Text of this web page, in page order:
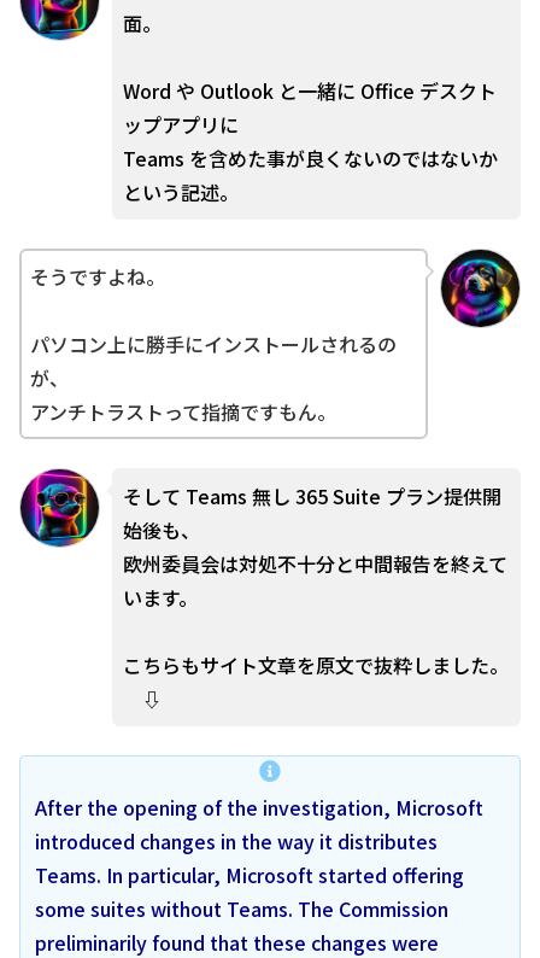
面。
Word や Outlook と一緒に Office デスクト
ップアプリに
Teams を含めた事が良くないのではないか
という記述。
そうですよね。
パソコン上に勝手にインストールされるの
が、
アンチトラストって指摘ですもん。
そして Teams 無し 365 Suite プラン提供開
始後も、
欧州委員会は対処不十分と中間報告を終えて
います。
こちらもサイト文章を原文で抜粋しました。
⇩
After the opening of the investigation, Microsoft
introduced changes in the way it distributes
Teams. In particular, Microsoft started offering
some suites without Teams. The Commission
preliminarily found that these changes were